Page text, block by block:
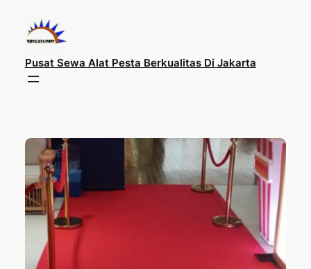
konten
Pusat Sewa Alat Pesta Berkualitas Di Jakarta